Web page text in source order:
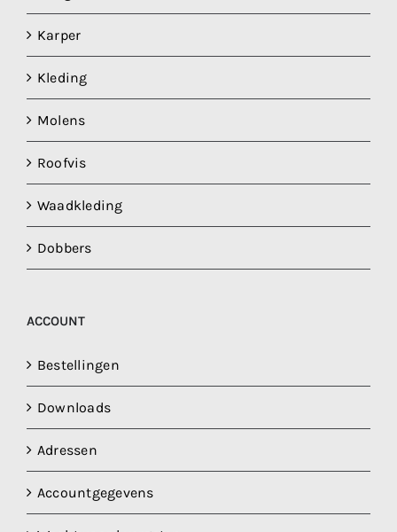
Karper
Kleding
Molens
Roofvis
Waadkleding
Dobbers
ACCOUNT
Bestellingen
Downloads
Adressen
Accountgegevens